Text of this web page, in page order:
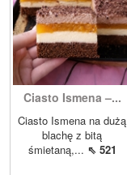
Ciasto Ismena –...
Ciasto Ismena na dużą
blachę z bitą
śmietaną,... ⇖ 521